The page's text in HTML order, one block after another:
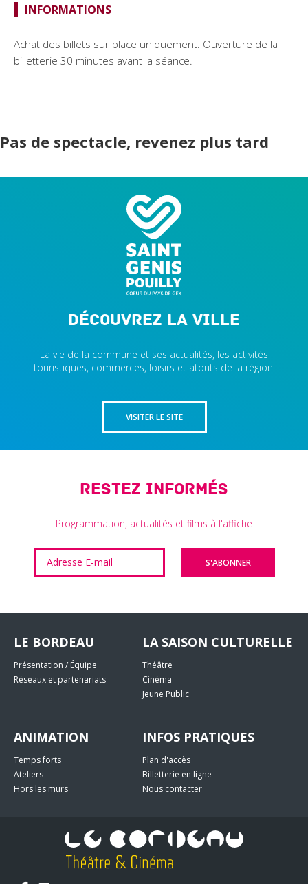
INFORMATIONS
Achat des billets sur place uniquement. Ouverture de la
billetterie 30 minutes avant la séance.
Pas de spectacle, revenez plus tard
Découvrez la ville
La vie de la commune et ses actualités, les activités
touristiques, commerces, loisirs et atouts de la région.
VISITER LE SITE
Restez informés
Programmation, actualités et films à l'affiche
LE BORDEAU
Présentation / Équipe
Réseaux et partenariats
LA SAISON CULTURELLE
Théâtre
Cinéma
Jeune Public
ANIMATION
Temps forts
Ateliers
Hors les murs
INFOS PRATIQUES
Plan d'accès
Billetterie en ligne
Nous contacter